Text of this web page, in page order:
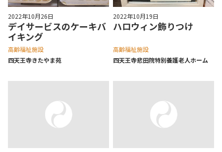
2022年10月26日
デイサービスのケーキバ
イキング
高齢福祉施設
四天王寺きたやま苑
2022年10月19日
ハロウィン飾りつけ
高齢福祉施設
四天王寺悲⽥院特別養護⽼⼈ホーム